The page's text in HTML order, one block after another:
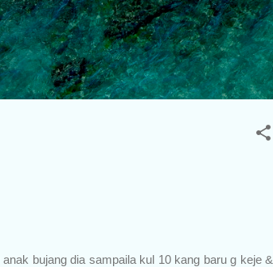
bujang dia sampaila kul 10 kang baru g keje &